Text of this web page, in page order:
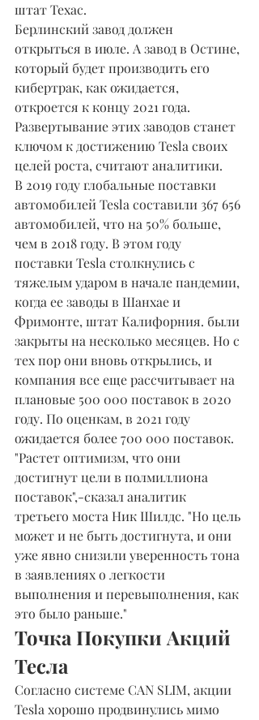
штат Техас.
Берлинский завод должен
открыться в июле. А завод в Остине,
который будет производить его
кибертрак, как ожидается,
откроется к концу 2021 года.
Развертывание этих заводов станет
ключом к достижению Tesla своих
целей роста, считают аналитики.
В 2019 году глобальные поставки
автомобилей Tesla составили 367 656
автомобилей, что на 50% больше,
чем в 2018 году. В этом году
поставки Tesla столкнулись с
тяжелым ударом в начале пандемии,
когда ее заводы в Шанхае и
Фримонте, штат Калифорния. были
закрыты на несколько месяцев. Но с
тех пор они вновь открылись, и
компания все еще рассчитывает на
плановые 500 000 поставок в 2020
году. По оценкам, в 2021 году
ожидается более 700 000 поставок.
"Растет оптимизм, что они
достигнут цели в полмиллиона
поставок",-сказал аналитик
третьего моста Ник Шилдс. "Но цель
может и не быть достигнута, и они
уже явно снизили уверенность тона
в заявлениях о легкости
выполнения и перевыполнения, как
это было раньше."
Точка Покупки Акций
Тесла
Согласно системе CAN SLIM, акции
Tesla хорошо продвинулись мимо